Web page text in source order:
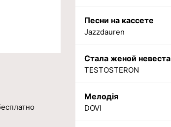
Песни на кассете
Jazzdauren
Стала женой невеста
TESTOSTERON
Мелодія
DOVI